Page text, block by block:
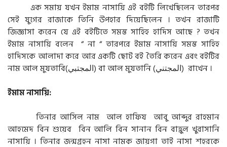
এক সমায় যখন ইমাম নাসায়ি এই বইটি লিখেছিলেন তারপর
সেই যুগের রাজাকে তিনি উপহার দিয়েছিলেন । তখন রাজাটি
জিজ্ঞাসা করেন যে এই বইটিতে সমস্ত সাহিহ হাদিস আছে ? তখন
ইমাম নাসায়ি বলেন “ না “ তারপরে ইমাম নাসায়ি সমস্ত সাহিহ
হাদিসকে আলাদা করে আর একটি ছোট বই তৈরি করেন এবং বইটির
নাম আল মুযতাবি(المجتبي) বা আল মুযতানি (المجتني) রাখেন ।
ইমাম নাসায়ি:
তিনার আসিল নাম আল হাফিয আবু আব্দুর রাহমান
আহমেদ বিন শুয়েব বিন আলি বিন সানান বিন বাহ্রুল খুরাসানি
নাসায়ি । তিনার জন্মগ্রহন নাসা নামক জায়গা তাই নাসা শহরকে